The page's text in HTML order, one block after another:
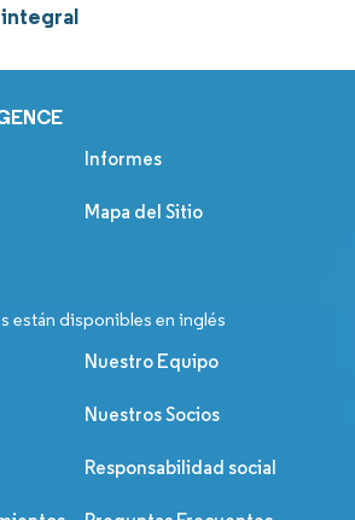
Informes
Mapa del Sitio
están disponibles en inglés
Nuestro Equipo
Nuestros Socios
Responsabilidad social